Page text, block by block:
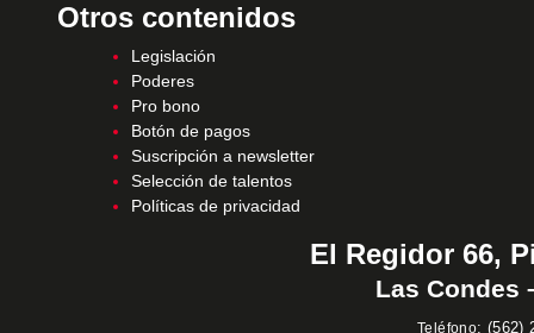
Otros contenidos
Legislación
Poderes
Pro bono
Botón de pagos
Suscripción a newsletter
Selección de talentos
Políticas de privacidad
El Regidor 66,
Las Condes
Teléfono: (562)